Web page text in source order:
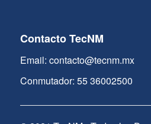
Contacto TecNM
Email: contacto@tecnm.mx
Conmutador: 55 36002500